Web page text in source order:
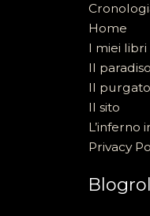
Home
I miei libri
Il
Il
Il sito
L’inferno
Privacy
Blogroll